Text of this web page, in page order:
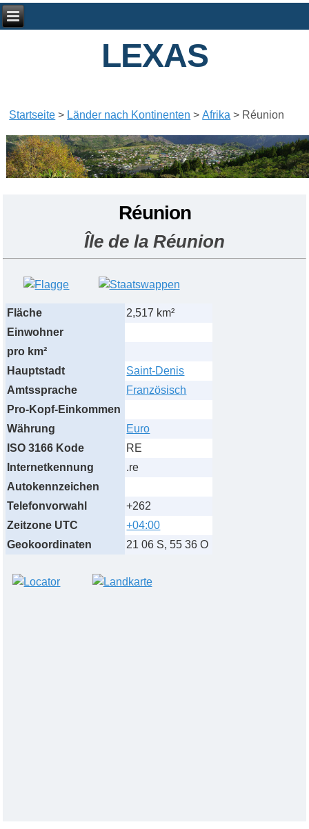
LEXAS
Startseite > Länder nach Kontinenten >Afrika > Réunion
Réunion
Île de la Réunion
Fläche
2,517 km²
Einwohner
pro km²
Hauptstadt
Saint-Denis
Amtssprache
Französisch
Pro-Kopf-Einkommen
Währung
Euro
ISO 3166 Kode
RE
Internetkennung
.re
Autokennzeichen
Telefonvorwahl
+262
Zeitzone UTC
+04:00
Geokoordinaten
21 06 S, 55 36 O